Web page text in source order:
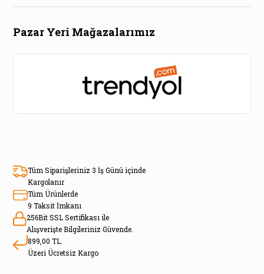
Pazar Yeri Mağazalarımız
Tüm Siparişleriniz 3 İş Günü içinde
Kargolanır
Tüm Ürünlerde
9 Taksit İmkanı
256Bit SSL Sertifikası ile
Alışverişte Bilgileriniz Güvende.
899,00 TL.
Üzeri Ücretsiz Kargo